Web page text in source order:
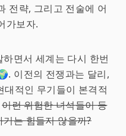
전략, 그리고 전술에 어
가보자.
면서 세계는 다시 한번
이전의 전쟁과는 달리,
대적인 무기들이 본격적
이런 위험한 녀석들이 등
는 힘들지 않을까?